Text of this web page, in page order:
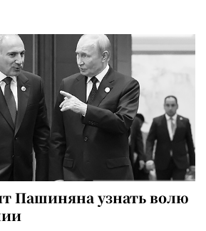
Пашиняна узнать волю